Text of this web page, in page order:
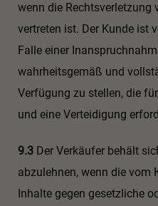
wenn die Rechtsverletzung
vertreten ist. Der Kunde ist
Falle einer
wahrheitsgemäß und
Verfügung zu stellen, die
und eine Verteidigung
9.3 Der Verkäufer behält
abzulehnen, wenn die vom
Inhalte gegen gesetzliche